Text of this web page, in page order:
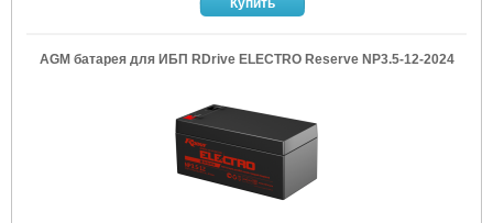
AGM батарея для ИБП RDrive ELECTRO Reserve NP3.5-12-2024